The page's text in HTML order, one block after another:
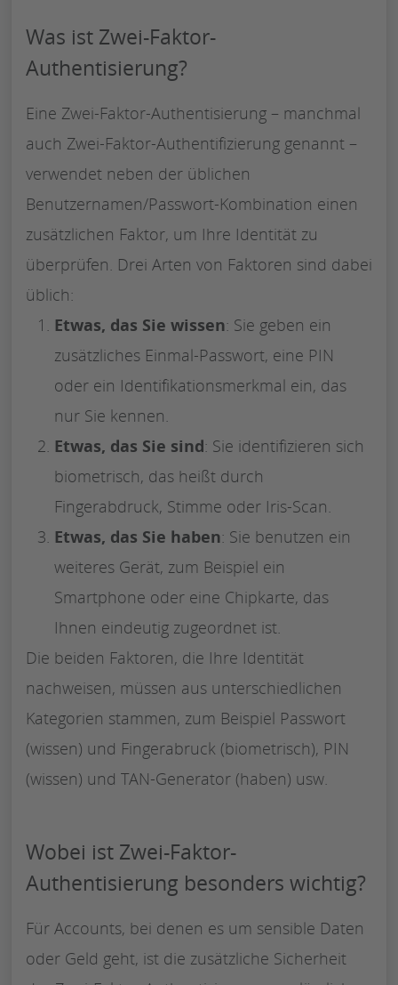
Was ist Zwei-Faktor-
Authentisierung?
Eine Zwei-Faktor-Authentisierung – manchmal
auch Zwei-Faktor-Authentifizierung genannt –
verwendet neben der üblichen
Benutzernamen/Passwort-Kombination einen
zusätzlichen Faktor, um Ihre Identität zu
überprüfen. Drei Arten von Faktoren sind dabei
üblich:
Etwas, das Sie wissen: Sie geben ein
zusätzliches Einmal-Passwort, eine PIN
oder ein Identifikationsmerkmal ein, das
nur Sie kennen.
Etwas, das Sie sind: Sie identifizieren sich
biometrisch, das heißt durch
Fingerabdruck, Stimme oder Iris-Scan.
Etwas, das Sie haben: Sie benutzen ein
weiteres Gerät, zum Beispiel ein
Smartphone oder eine Chipkarte, das
Ihnen eindeutig zugeordnet ist.
Die beiden Faktoren, die Ihre Identität
nachweisen, müssen aus unterschiedlichen
Kategorien stammen, zum Beispiel Passwort
(wissen) und Fingerabruck (biometrisch), PIN
(wissen) und TAN-Generator (haben) usw.
Wobei ist Zwei-Faktor-
Authentisierung besonders wichtig?
Für Accounts, bei denen es um sensible Daten
oder Geld geht, ist die zusätzliche Sicherheit